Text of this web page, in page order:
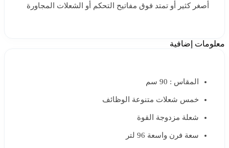
أصغر كثير أو تمتد فوق مفاتيح التحكم أو الشعلات المجاورة
معلومات إضافية
المقاس : 90 سم
خمس شعلات متنوعة الوظائف
شعلة مزدوجة القوة
سعة فرن واسعة 96 لتر